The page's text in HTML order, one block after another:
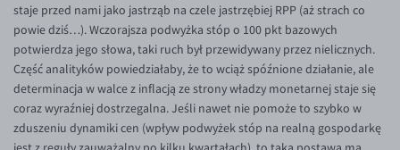
ILS/PLN
JPY/PLN
NZD/PLN
RON/PLN
SGD/PLN
Banki i przelewy
Przelewy zagraniczne
Słowniczek
staje przed nami jako jastrząb na czele jastrzębiej RPP (aż strach co
powie dziś…). Wczorajsza podwyżka stóp o 100 pkt bazowych
potwierdza jego słowa, taki ruch był przewidywany przez nielicznych.
Część analityków powiedziałaby, że to wciąż spóźnione działanie, ale
determinacja w walce z inflacją ze strony władzy monetarnej staje się
coraz wyraźniej dostrzegalna. Jeśli nawet nie pomoże to szybko w
zduszeniu dynamiki cen (wpływ podwyżek stóp na realną gospodarkę